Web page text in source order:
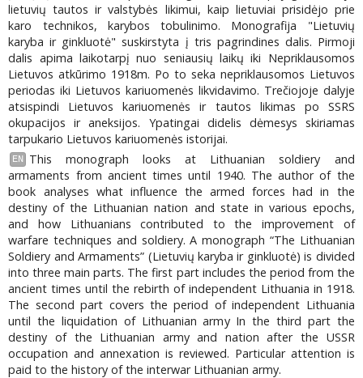
lietuvių tautos ir valstybės likimui, kaip lietuviai prisidėjo prie
karo technikos, karybos tobulinimo. Monografija "Lietuvių
karyba ir ginkluotė" suskirstyta į tris pagrindines dalis. Pirmoji
dalis apima laikotarpį nuo seniausių laikų iki Nepriklausomos
Lietuvos atkūrimo 1918m. Po to seka nepriklausomos Lietuvos
periodas iki Lietuvos kariuomenės likvidavimo. Trečiojoje dalyje
atsispindi Lietuvos kariuomenės ir tautos likimas po SSRS
okupacijos ir aneksijos. Ypatingai didelis dėmesys skiriamas
tarpukario Lietuvos kariuomenės istorijai.
EN
This monograph looks at Lithuanian soldiery and
armaments from ancient times until 1940. The author of the
book analyses what influence the armed forces had in the
destiny of the Lithuanian nation and state in various epochs,
and how Lithuanians contributed to the improvement of
warfare techniques and soldiery. A monograph “The Lithuanian
Soldiery and Armaments” (Lietuvių karyba ir ginkluotė) is divided
into three main parts. The first part includes the period from the
ancient times until the rebirth of independent Lithuania in 1918.
The second part covers the period of independent Lithuania
until the liquidation of Lithuanian army In the third part the
destiny of the Lithuanian army and nation after the USSR
occupation and annexation is reviewed. Particular attention is
paid to the history of the interwar Lithuanian army.